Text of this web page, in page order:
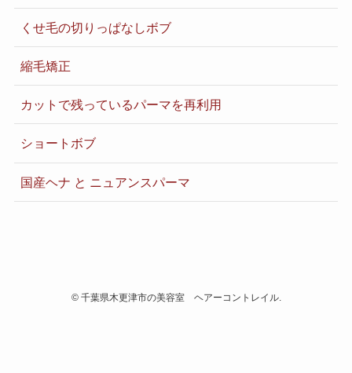
くせ毛の切りっぱなしボブ
縮毛矯正
カットで残っているパーマを再利用
ショートボブ
国産ヘナ と ニュアンスパーマ
©千葉県木更津市の美容室 ヘアーコントレイル.